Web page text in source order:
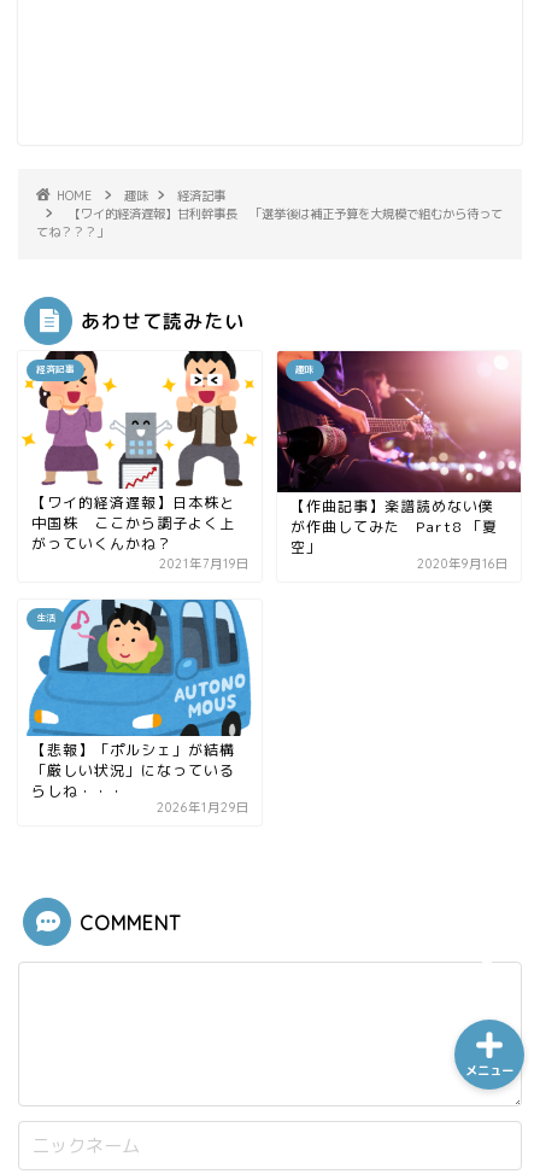
HOME 趣味
経済記事
【ワイ的経済遅報】甘利幹事長 「選挙後は補正予算を大規模で組むから待って
てね？？？」
あわせて読みたい
経済記事
【ワイ的経済遅報】日本株と
中国株 ここから調子よく上
がっていくんかね？
2021年7月19日
趣味
【作曲記事】楽譜読めない僕
が作曲してみた Part8 「夏
空」
2020年9月16日
生活
【悲報】「ポルシェ」が結構
「厳しい状況」になっている
らしね・・・
2026年1月29日
COMMENT
メニュー